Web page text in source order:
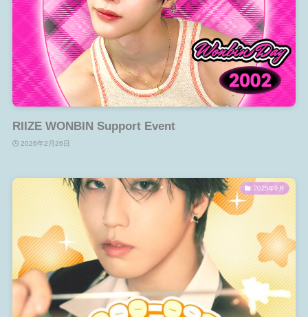
RIIZE WONBIN Support Event
2026年2月26日
2025年9月